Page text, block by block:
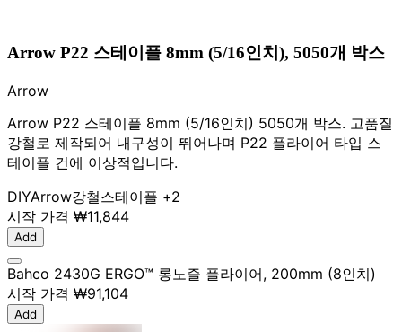
Arrow P22 스테이플 8mm (5/16인치), 5050개 박스
Arrow
Arrow P22 스테이플 8mm (5/16인치) 5050개 박스. 고품질
강철로 제작되어 내구성이 뛰어나며 P22 플라이어 타입 스
테이플 건에 이상적입니다.
DIYArrow강철스테이플 +2
시작 가격 ₩11,844
Add
Bahco 2430G ERGO™ 롱노즐 플라이어, 200mm (8인치)
시작 가격 ₩91,104
Add